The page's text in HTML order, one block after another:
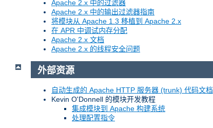
Apache 2.x 中的过滤器
Apache 2.x 中的输出过滤器指南
将模块从 Apache 1.3 移植到 Apache 2.x
在 APR 中调试内存分配
Apache 2.x 文档
Apache 2.x 的线程安全问题
外部资源
自动生成的 Apache HTTP 服务器 (trunk) 代码文档
Kevin O'Donnell 的模块开发教程
集成模块到 Apache 构建系统
处理配置指令